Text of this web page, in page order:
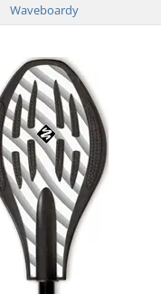
Waveboardy